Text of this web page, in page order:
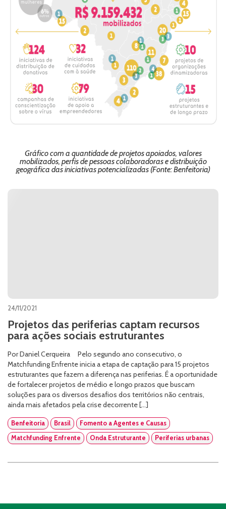
Gráfico com a quantidade de projetos apoiados, valores
mobilizados, perfis de pessoas colaboradoras e distribuição
geográfica das iniciativas potencializadas (Fonte: Benfeitoria)
24/11/2021
Projetos das periferias captam recursos
para ações sociais estruturantes
Por Daniel Cerqueira Pelo segundo ano consecutivo, o
Matchfunding Enfrente inicia a etapa de captação para 15 projetos
estruturantes que fazem a diferença nas periferias. É a oportunidade
de fortalecer projetos de médio e longo prazos que buscam
soluções para os diversos desafios dos territórios não centrais,
ainda mais afetados pela crise decorrente […]
Benfeitoria Brasil
Fomento a Agentes e Causas
Matchfunding Enfrente
Onda Estruturante Periferias urbanas